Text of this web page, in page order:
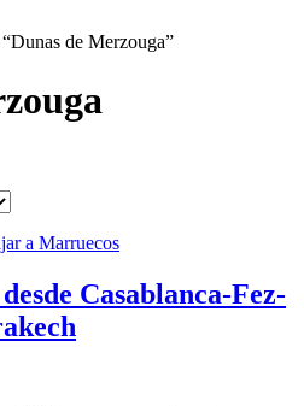
de Merzouga”
Casablanca-Fez-